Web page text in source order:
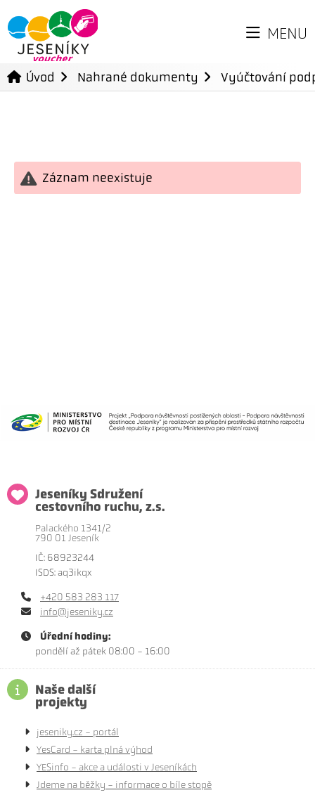
MENU
Úvod Nahrané dokumenty Vyúčtování
Záznam neexistuje
Jeseníky Sdružení
cestovního ruchu, z.s.
Palackého 1341/2
790 01 Jeseník
IČ: 68923244
ISDS: aq3ikqx
+420 583 283 117
info@jeseniky.cz
Úřední hodiny:
pondělí až pátek 08:00 - 16:00
Naše další
projekty
jeseniky.cz - portál
YesCard - karta plná výhod
YESinfo - akce a události v Jeseníkách
Jdeme na běžky - informace o bíle stopě